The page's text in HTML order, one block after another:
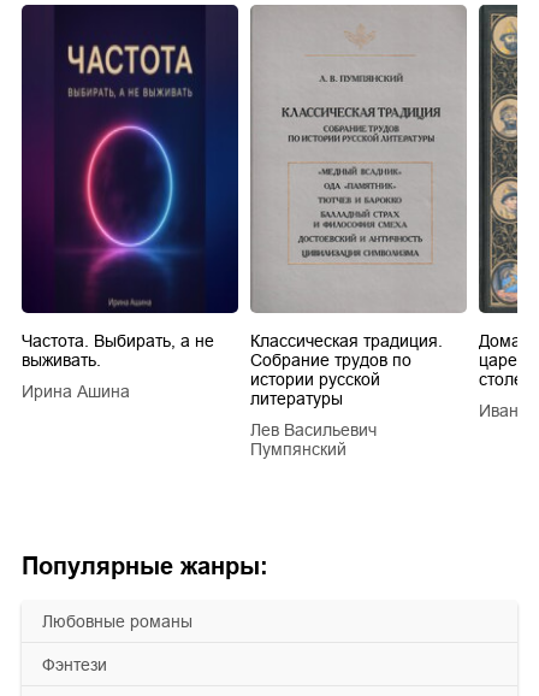
Популярные жанры:
любовные романы
фэнтези
Частота. Выбирать, а не
выживать.
Ирина Ашина
Классическая традиция.
Собрание трудов по
истории русской
литературы
Лев Васильевич
Пумпянский
царей
Иван